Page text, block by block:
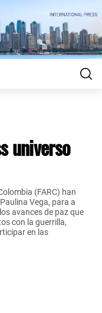
universo
(FARC) han
Vega, para a
avances de paz que
con la guerrilla,
en las